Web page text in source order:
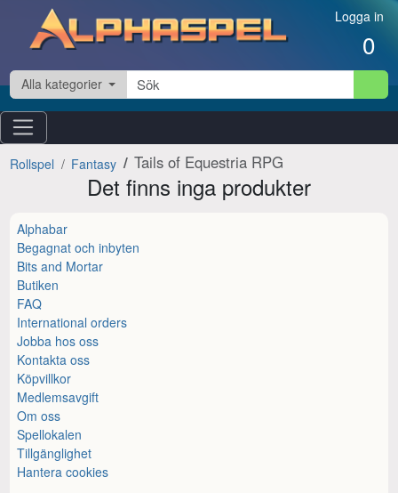
Hoppa till innehåll Logga in
0
Alla kategorier
Rollspel Fantasy Tails of Equestria RPG
Det finns inga produkter
Alphabar
Begagnat och inbyten
Bits and Mortar
Butiken
FAQ
International orders
Jobba hos oss
Kontakta oss
Köpvillkor
Medlemsavgift
Om oss
Spellokalen
Tillgänglighet
Hantera cookies